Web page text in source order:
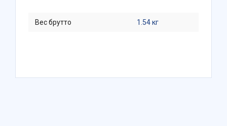
Вес брутто 1.54 кг